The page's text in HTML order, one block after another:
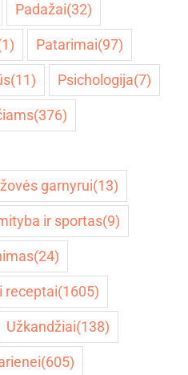
Padažai(32)
Patarimai(97)
(11) Psichologija(7)
(376)
garnyrui(13)
ir sportas(9)
(24)
receptai(1605)
Užkandžiai(138)
(605)